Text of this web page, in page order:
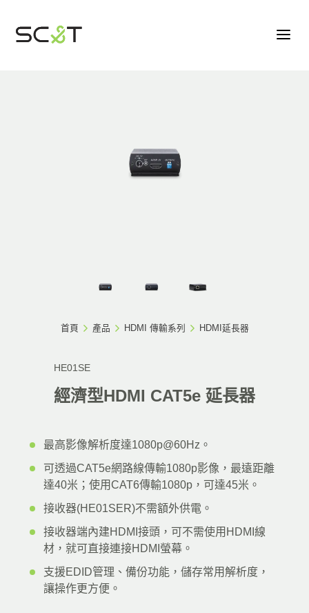
首頁 產品 HDMI 傳輸系列 HDMI延長器
HE01SE
經濟型HDMI CAT5e 延長器
最高影像解析度達1080p@60Hz。
可透過CAT5e網路線傳輸1080p影像，最遠距離
達40米；使用CAT6傳輸1080p，可達45米。
接收器(HE01SER)不需額外供電。
接收器端內建HDMI接頭，可不需使用HDMI線
材，就可直接連接HDMI螢幕。
支援EDID管理、備份功能，儲存常用解析度，
讓操作更方便。